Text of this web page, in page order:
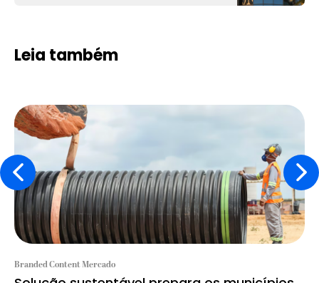
Leia também
Branded Content Mercado